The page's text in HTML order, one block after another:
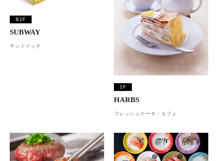
B1F
SUBWAY
サンドイッチ
1F
HARBS
フレッシュケーキ・カフェ